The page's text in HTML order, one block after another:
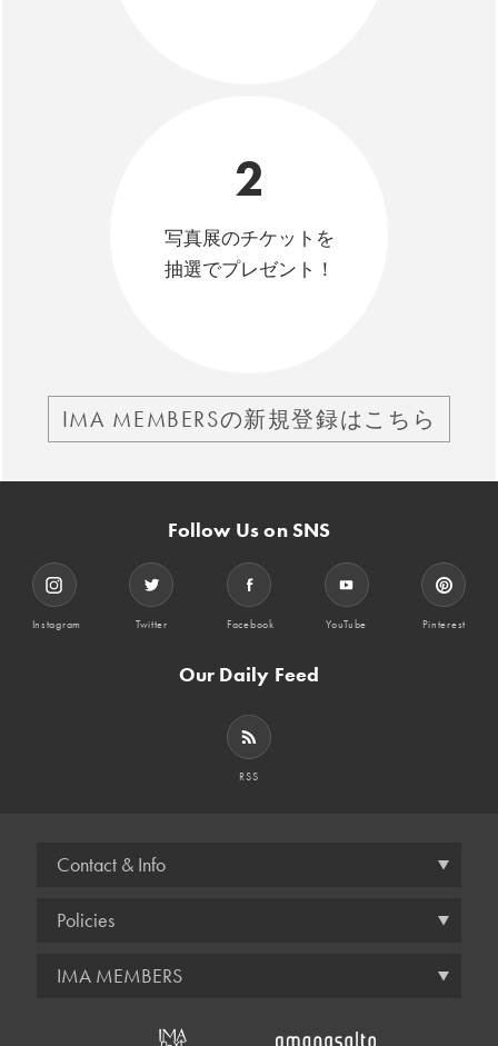
2
写真展のチケットを
抽選でプレゼント！
IMA MEMBERSの新規登録はこちら
Follow Us on SNS
Instagram Twitter Facebook YouTube Pinterest
Our Daily Feed
RSS
Contact & Info
Policies
IMA MEMBERS